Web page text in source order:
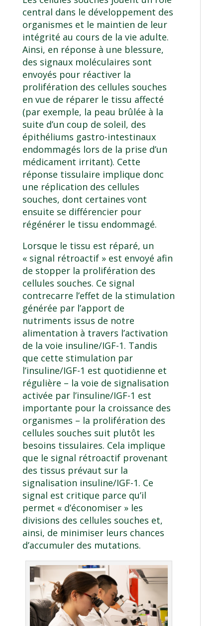
central dans le développement des
organismes et le maintien de leur
intégrité au cours de la vie adulte.
Ainsi, en réponse à une blessure,
des signaux moléculaires sont
envoyés pour réactiver la
prolifération des cellules souches
en vue de réparer le tissu affecté
(par exemple, la peau brûlée à la
suite d’un coup de soleil, des
épithéliums gastro-intestinaux
endommagés lors de la prise d’un
médicament irritant). Cette
réponse tissulaire implique donc
une réplication des cellules
souches, dont certaines vont
ensuite se différencier pour
régénérer le tissu endommagé.
Lorsque le tissu est réparé, un
« signal rétroactif » est envoyé afin
de stopper la prolifération des
cellules souches. Ce signal
contrecarre l’effet de la stimulation
générée par l’apport de
nutriments issus de notre
alimentation à travers l’activation
de la voie insuline/IGF-1. Tandis
que cette stimulation par
l’insuline/IGF-1 est quotidienne et
régulière – la voie de signalisation
activée par l’insuline/IGF-1 est
importante pour la croissance des
organismes – la prolifération des
cellules souches suit plutôt les
besoins tissulaires. Cela implique
que le signal rétroactif provenant
des tissus prévaut sur la
signalisation insuline/IGF-1. Ce
signal est critique parce qu’il
permet « d’économiser » les
divisions des cellules souches et,
ainsi, de minimiser leurs chances
d’accumuler des mutations.